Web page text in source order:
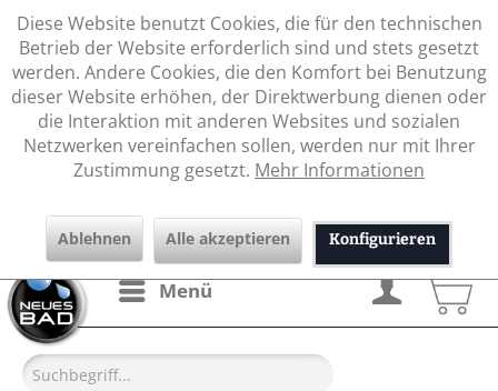
Menü
Diese Website benutzt Cookies, die für den technischen
Betrieb der Website erforderlich sind und stets gesetzt
werden. Andere Cookies, die den Komfort bei Benutzung
dieser Website erhöhen, der Direktwerbung dienen oder
die Interaktion mit anderen Websites und sozialen
Netzwerken vereinfachen sollen, werden nur mit Ihrer
Zustimmung gesetzt. Mehr Informationen
Ablehnen Alle akzeptieren Konfigurieren